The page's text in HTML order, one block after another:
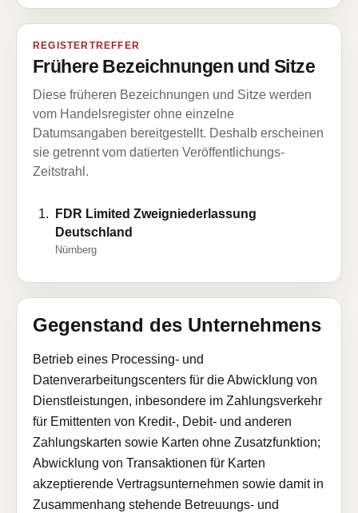
REGISTERTREFFER
Frühere Bezeichnungen und Sitze
Diese früheren Bezeichnungen und Sitze werden
vom Handelsregister ohne einzelne
Datumsangaben bereitgestellt. Deshalb erscheinen
sie getrennt vom datierten Veröffentlichungs-
Zeitstrahl.
FDR Limited Zweigniederlassung
Deutschland
Nürnberg
Gegenstand des Unternehmens
Betrieb eines Processing- und
Datenverarbeitungscenters für die Abwicklung von
Dienstleistungen, inbesondere im Zahlungsverkehr
für Emittenten von Kredit-, Debit- und anderen
Zahlungskarten sowie Karten ohne Zusatzfunktion;
Abwicklung von Transaktionen für Karten
akzeptierende Vertragsunternehmen sowie damit in
Zusammenhang stehende Betreuungs- und